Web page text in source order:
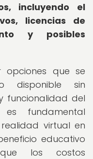
incluyendo el
licencias de
y posibles
opciones que se
disponible sin
funcionalidad del
es fundamental
virtual en
educativo
los costos